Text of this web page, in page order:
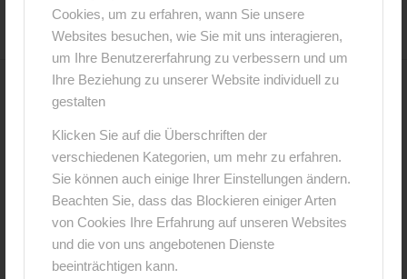
Cookies, um zu erfahren, wann Sie unsere
Websites besuchen, wie Sie mit uns interagieren,
um Ihre Benutzererfahrung zu verbessern und um
Ihre Beziehung zu unserer Website individuell zu
gestalten
Klicken Sie auf die Überschriften der
verschiedenen Kategorien, um mehr zu erfahren.
Sie können auch einige Ihrer Einstellungen ändern.
Beachten Sie, dass das Blockieren einiger Arten
von Cookies Ihre Erfahrung auf unseren Websites
und die von uns angebotenen Dienste
beeinträchtigen kann.
Hinterlasse einen Kommentar
Hinterlasse uns deinen Kommentar!